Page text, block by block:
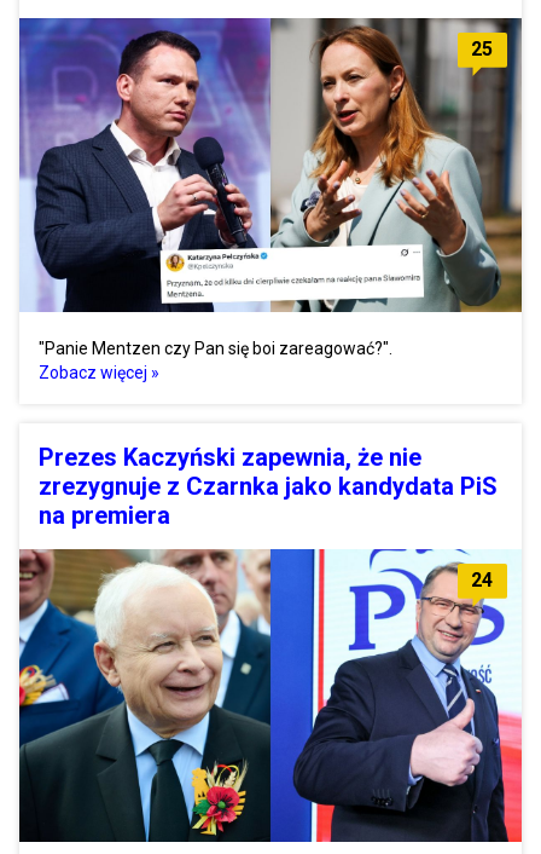
25
"Panie Mentzen czy Pan się boi zareagować?".
Zobacz więcej »
Prezes Kaczyński zapewnia, że nie
zrezygnuje z Czarnka jako kandydata PiS
na premiera
24